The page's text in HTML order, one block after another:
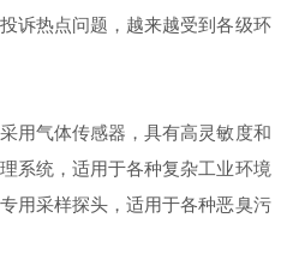
诉热点问题，越来越受到各级环
气体传感器，具有高灵敏度和
系统，适用于各种复杂工业环境
用采样探头，适用于各种恶臭污